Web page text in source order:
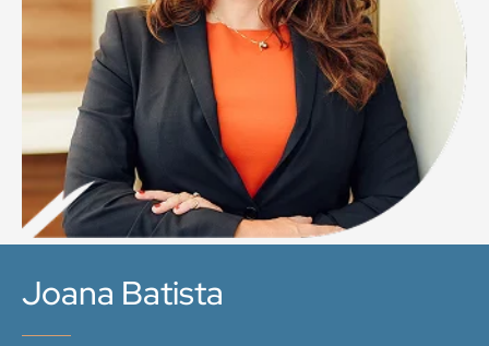
Joana Batista